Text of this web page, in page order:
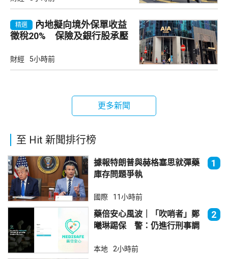
精選
內地擬向境外保單收益
徵稅20% 保險及銀行股承壓
財經 5小時前
更多新聞
至 Hit 新聞排行榜
據報特朗普與赫格塞思就彈藥
庫存問題爭執
1
國際 11小時前
藥倍安心風波｜「吹哨者」鄭
曦琳踢保 警：仍進行刑事調
2
本地 2小時前